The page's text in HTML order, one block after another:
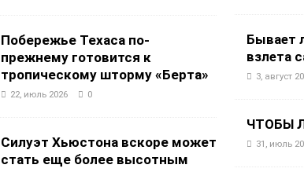
Побережье Техаса по-
прежнему готовится к
тропическому шторму «Берта»
22, июль 2026 0
Силуэт Хьюстона вскоре может
стать еще более высотным
Бывает
взлета
3, август
ЧТОБЫ
31, июль